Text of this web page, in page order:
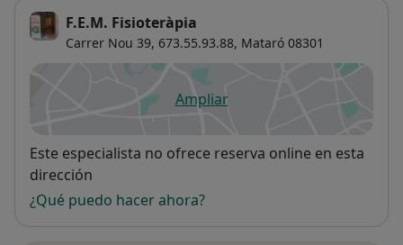
F.E.M. Fisioteràpia
Carrer Nou 39, 673.55.93.88, Mataró 08301
Ampliarse abre en una nueva
Disponibilidad
Este especialista no ofrece reserva online en esta
dirección
¿Qué puedo hacer ahora?